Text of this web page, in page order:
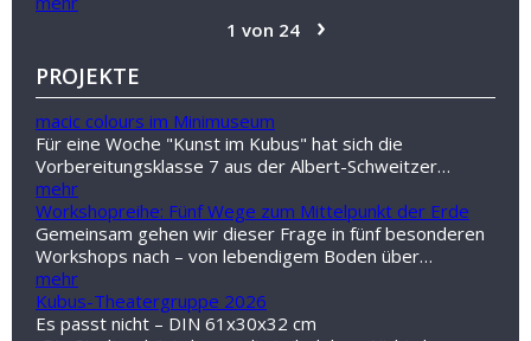
1 von 24
›
PROJEKTE
macic colours im Minimuseum
Für eine Woche "Kunst im Kubus" hat sich die
Vorbereitungsklasse 7 aus der Albert-Schweitzer…
mehr
Workshopreihe: Fünf Wege zum Mittelpunkt der Erde
Gemeinsam gehen wir dieser Frage in fünf besonderen
Workshops nach – von lebendigem Boden über…
mehr
Kubus-Theatergruppe 2026
Es passt nicht – DIN 61x30x32 cm